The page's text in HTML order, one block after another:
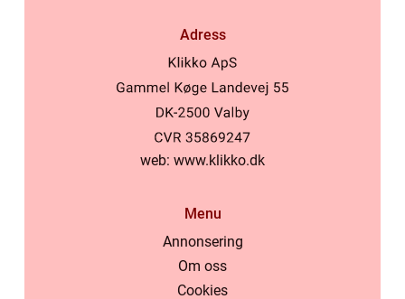
Adress
web: www.klikko.dk
Menu
Annonsering
Om oss
Cookies